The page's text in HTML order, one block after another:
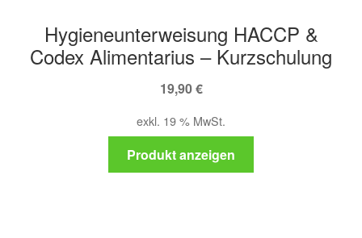
Hygieneunterweisung HACCP &
Codex Alimentarius – Kurzschulung
19,90€
exkl. 19 % MwSt.
Produkt anzeigen